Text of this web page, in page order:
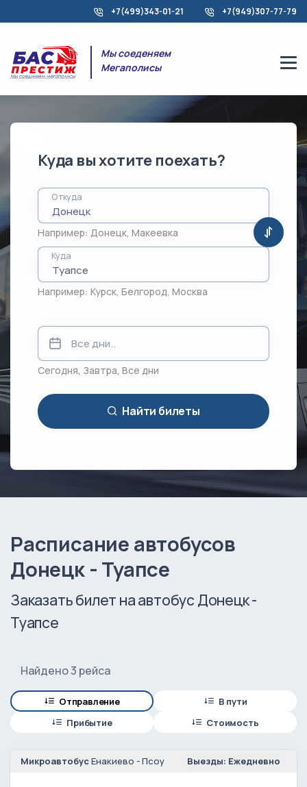
+7(499)343-01-21 +7(949)307-77-79
Мы соеденяем
Мегаполисы
Куда вы хотите поехать?
Откуда
Например: Донецк, Макеевка
Куда
Например: Курск, Белгород, Москва
Сегодня, Завтра, Все дни
Найти билеты
Расписание автобусов
Донецк - Туапсе
Заказать билет на автобус Донецк -
Туапсе
Найдено 3 рейса
Отправление
В пути
Прибытие
Стоимость
МикроавтобусЕнакиево - Псоу Выезды: Ежедневно